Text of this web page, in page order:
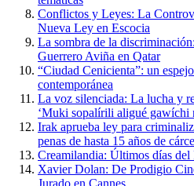
Conflictos y Leyes: La
Nueva Ley en Escocia
La sombra de la
Guerrero Aviña en Qatar
“Ciudad Cenicienta”: un
contemporánea
La voz silenciada: La lucha y
‘Muki sopalírili aligué gawíchi
Irak aprueba ley para
penas de hasta 15 años de
Creamilandia: Últimos días
Xavier Dolan: De Prodigio
Jurado en Cannes